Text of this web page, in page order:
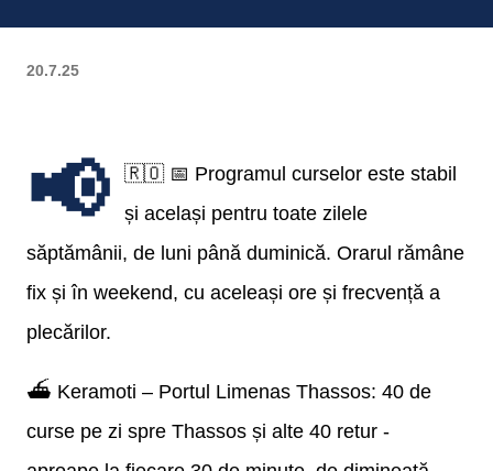
20.7.25
📢
🇷🇴 📅 Programul curselor este stabil
și același pentru toate zilele
săptămânii, de luni până duminică. Orarul rămâne
fix și în weekend, cu aceleași ore și frecvență a
plecărilor.
⛴ Keramoti – Portul Limenas Thassos: 40 de
curse pe zi spre Thassos și alte 40 retur -